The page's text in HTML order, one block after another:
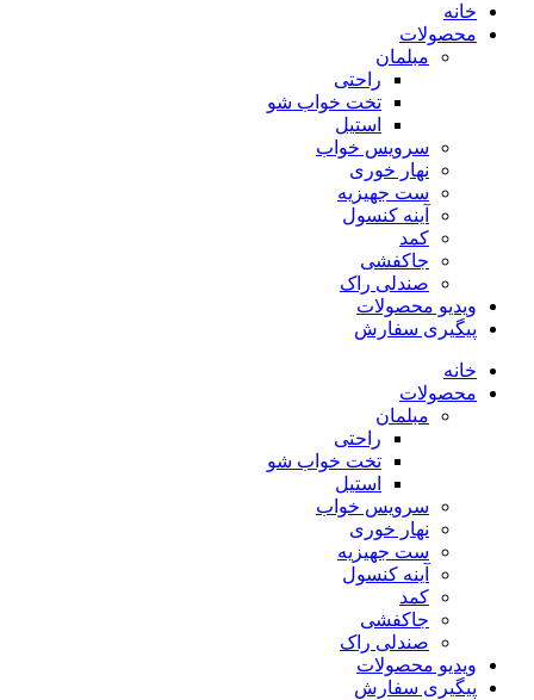
خانه
محصولات
مبلمان
راحتی
تخت خواب شو
استیل
سرویس خواب
نهار خوری
ست جهیزیه
آینه کنسول
کمد
جاکفشی
صندلی راک
ویدیو محصولات
پیگیری سفارش
خانه
محصولات
مبلمان
راحتی
تخت خواب شو
استیل
سرویس خواب
نهار خوری
ست جهیزیه
آینه کنسول
کمد
جاکفشی
صندلی راک
ویدیو محصولات
پیگیری سفارش